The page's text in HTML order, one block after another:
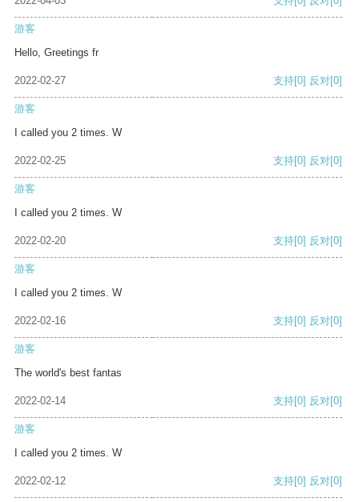
游客
Hello, Greetings fr
2022-02-27 支持[0] 反对[0]
游客
I called you 2 times. W
2022-02-25 支持[0] 反对[0]
游客
I called you 2 times. W
2022-02-20 支持[0] 反对[0]
游客
I called you 2 times. W
2022-02-16 支持[0] 反对[0]
游客
The world's best fantas
2022-02-14 支持[0] 反对[0]
游客
I called you 2 times. W
2022-02-12 支持[0] 反对[0]